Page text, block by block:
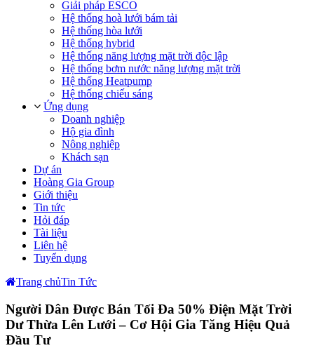
Giải pháp ESCO
Hệ thống hoà lưới bám tải
Hệ thống hòa lưới
Hệ thống hybrid
Hệ thống năng lượng mặt trời độc lập
Hệ thống bơm nước năng lượng mặt trời
Hệ thống Heatpump
Hệ thống chiếu sáng
Ứng dụng
Doanh nghiệp
Hộ gia đình
Nông nghiệp
Khách sạn
Dự án
Hoàng Gia Group
Giới thiệu
Tin tức
Hỏi đáp
Tài liệu
Liên hệ
Tuyển dụng
Trang chủTin Tức
Người Dân Được Bán Tối Đa 50% Điện Mặt Trời
Dư Thừa Lên Lưới – Cơ Hội Gia Tăng Hiệu Quả
Đầu Tư